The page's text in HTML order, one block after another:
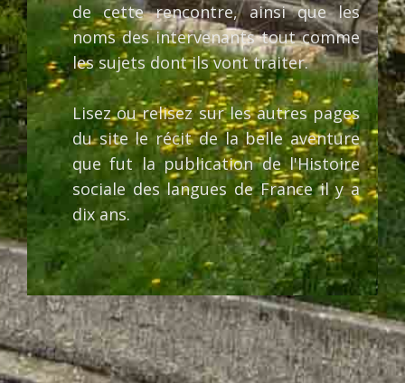
de cette rencontre, ainsi que les
noms des intervenants tout comme
les sujets dont ils vont traiter.
Lisez ou relisez sur les autres pages
du site le récit de la belle aventure
que fut la publication de l'Histoire
sociale des langues de France il y a
dix ans.